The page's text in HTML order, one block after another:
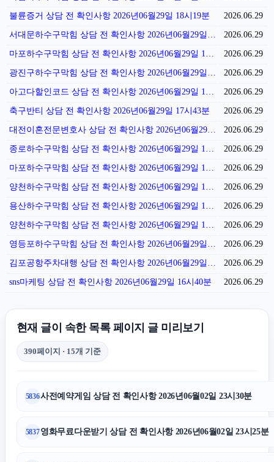
불륜증거 상담 전 확인사항 2026년06월29일 18시19분 2026.06.29
서대문하수구막힘 상담 전 확인사항 2026년06월29일 18시12분 2026.06.29
마포하수구막힘 상담 전 확인사항 2026년06월29일 18시05분 2026.06.29
광진구하수구막힘 상담 전 확인사항 2026년06월29일 17시57분 2026.06.29
아고다할인코드 상담 전 확인사항 2026년06월29일 17시50분 2026.06.29
축구반티 상담 전 확인사항 2026년06월29일 17시43분 2026.06.29
대전이혼전문변호사 상담 전 확인사항 2026년06월29일 17시36분 2026.06.29
종로하수구막힘 상담 전 확인사항 2026년06월29일 17시30분 2026.06.29
마포하수구막힘 상담 전 확인사항 2026년06월29일 17시22분 2026.06.29
양천하수구막힘 상담 전 확인사항 2026년06월29일 17시15분 2026.06.29
용산하수구막힘 상담 전 확인사항 2026년06월29일 17시08분 2026.06.29
양천하수구막힘 상담 전 확인사항 2026년06월29일 17시01분 2026.06.29
영등포하수구막힘 상담 전 확인사항 2026년06월29일 16시54분 2026.06.29
김포공항주차대행 상담 전 확인사항 2026년06월29일 16시48분 2026.06.29
sns마케팅 상담 전 확인사항 2026년06월29일 16시40분 2026.06.29
현재 글이 속한 목록 페이지 글 미리보기
390페이지 · 15개 기준
5836사전예약게임 상담 전 확인사항 2026년06월02일 23시30분
5837영화무료다운받기 상담 전 확인사항 2026년06월02일 23시25분